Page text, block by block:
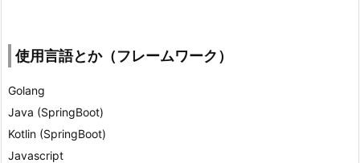
使用言語とか（フレームワーク）
Golang
Java (SpringBoot)
Kotlin (SpringBoot)
Javascript